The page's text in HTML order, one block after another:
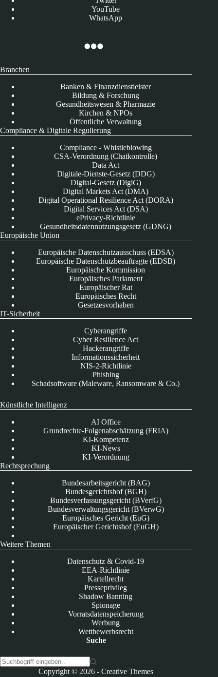
YouTube
WhatsApp
Branchen
Banken & Finanzdienstleister
Bildung & Forschung
Gesundheitswesen & Pharmazie
Kirchen & NPOs
Öffentliche Verwaltung
Compliance & Digitale Regulierung
Compliance - Whistleblowing
CSA-Verordnung (Chatkontrolle)
Data Act
Digitale-Dienste-Gesetz (DDG)
Digital-Gesetz (DigiG)
Digital Markets Act (DMA)
Digital Operational Resilience Act (DORA)
Digital Services Act (DSA)
ePrivacy-Richtlinie
Gesundheitsdatennutzungsgesetz (GDNG)
Europäische Union
Europäische Datenschutzausschuss (EDSA)
Europäische Datenschutzbeauftragte (EDSB)
Europäische Kommission
Europäisches Parlament
Europäischer Rat
Europäisches Recht
Gesetzesvorhaben
IT-Sicherheit
Cyberangriffe
Cyber Resilience Act
Hackerangriffe
Informationssicherheit
NIS-2-Richtlinie
Phishing
Schadsoftware (Maleware, Ransomware & Co.)
Künstliche Intelligenz
AI Office
Grundrechte-Folgenabschätzung (FRIA)
KI-Kompetenz
KI-News
KI-Verordnung
Rechtsprechung
Bundesarbeitsgericht (BAG)
Bundesgerichtshof (BGH)
Bundesverfassungsgericht (BVerfG)
Bundesverwaltungsgericht (BVerwG)
Europäisches Gericht (EuG)
Europäischer Gerichtshof (EuGH)
Weitere Themen
Datenschutz & Covid-19
EEA-Richtlinie
Kartellrecht
Presseprivileg
Shadow Banning
Spionage
Vorratsdatenspeicherung
Werbung
Wettbewerbsrecht
Suche
Copyright © 2026 -Creative Themes